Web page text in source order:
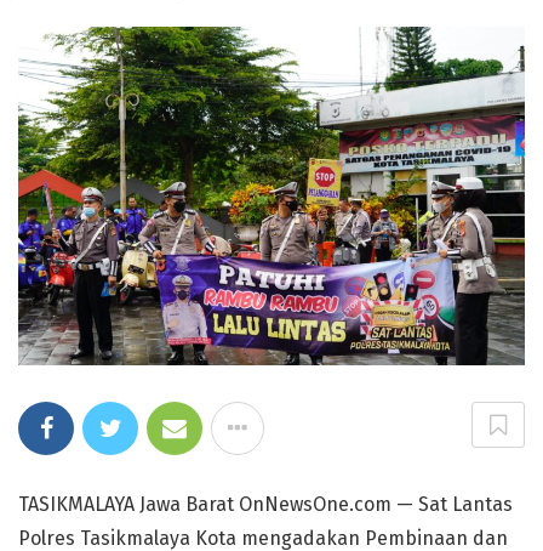
TASIKMALAYA Jawa Barat OnNewsOne.com — Sat Lantas
Polres Tasikmalaya Kota mengadakan Pembinaan dan